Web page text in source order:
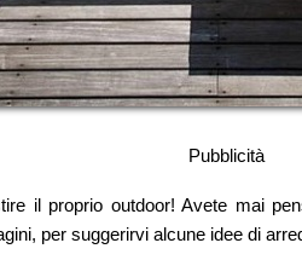
Pubblicità
il proprio outdoor! Avete mai
per suggerirvi alcune idee di